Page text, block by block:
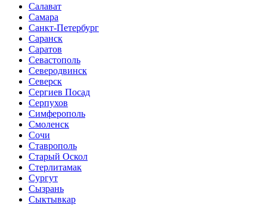
Салават
Самара
Санкт-Петербург
Саранск
Саратов
Севастополь
Северодвинск
Северск
Сергиев Посад
Серпухов
Симферополь
Смоленск
Сочи
Ставрополь
Старый Оскол
Стерлитамак
Сургут
Сызрань
Сыктывкар